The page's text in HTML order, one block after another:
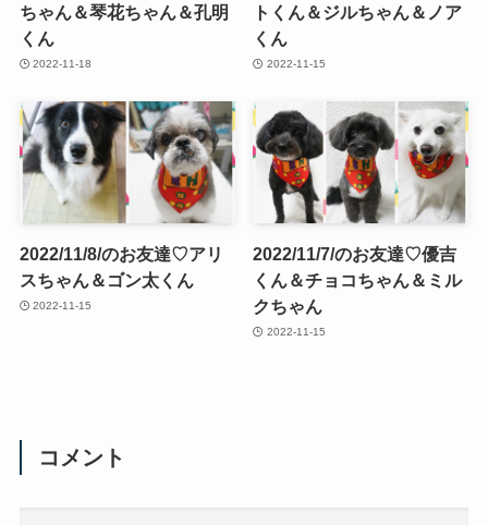
ちゃん＆琴花ちゃん＆孔明
くん
2022-11-18
トくん＆ジルちゃん＆ノア
くん
2022-11-15
2022/11/8/のお友達♡アリ
スちゃん＆ゴン太くん
2022-11-15
2022/11/7/のお友達♡優吉
くん＆チョコちゃん＆ミル
クちゃん
2022-11-15
コメント